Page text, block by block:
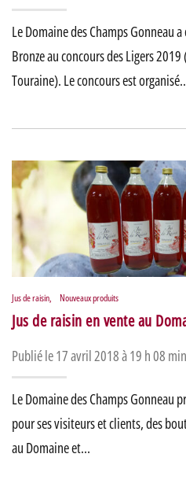
Le Domaine des Champs Gonneau
Bronze au concours des Ligers
Touraine). Le concours est
Jus de raisin, Nouveaux produits
Jus de raisin en vente au
Publié le 17 avril 2018 à 19 h 08
Le Domaine des Champs Gonneau
pour ses visiteurs et clients, des
au Domaine et…